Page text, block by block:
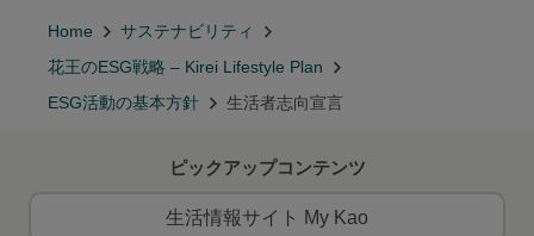
Home
サステナビリティ
花王のESG戦略 – Kirei Lifestyle Plan
ESG活動の基本方針
生活者志向宣言
ピックアップコンテンツ
生活情報サイト My Kao